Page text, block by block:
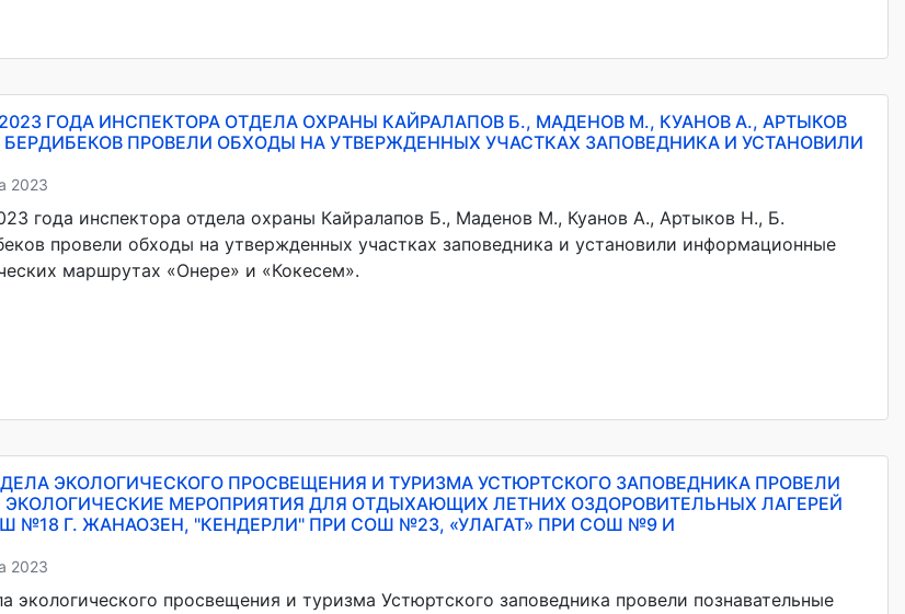
2023 ГОДА ИНСПЕКТОРА ОТДЕЛА ОХРАНЫ КАЙРАЛАПОВ Б., МАДЕНОВ М., КУАНОВ А., АРТЫКОВ
ПРОВЕЛИ ОБХОДЫ НА УТВЕРЖДЕННЫХ УЧАСТКАХ ЗАПОВЕДНИКА И УСТАНОВИЛИ
2023
года инспектора отдела охраны Кайралапов Б., Маденов М., Куанов А., Артыков Н., Б.
провели обходы на утвержденных участках заповедника и установили информационные
маршрутах «Онере» и «Кокесем».
ЭКОЛОГИЧЕСКОГО ПРОСВЕЩЕНИЯ И ТУРИЗМА УСТЮРТСКОГО ЗАПОВЕДНИКА ПРОВЕЛИ
ЭКОЛОГИЧЕСКИЕ МЕРОПРИЯТИЯ ДЛЯ ОТДЫХАЮЩИХ ЛЕТНИХ ОЗДОРОВИТЕЛЬНЫХ ЛАГЕРЕЙ
№18 Г. ЖАНАОЗЕН, "КЕНДЕРЛИ" ПРИ СОШ №23, «УЛАГАТ» ПРИ СОШ №9 И
2023
экологического просвещения и туризма Устюртского заповедника провели познавательные